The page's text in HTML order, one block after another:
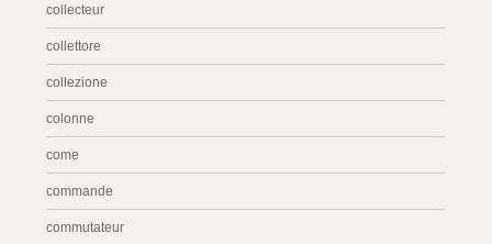
collecteur
collettore
collezione
colonne
come
commande
commutateur